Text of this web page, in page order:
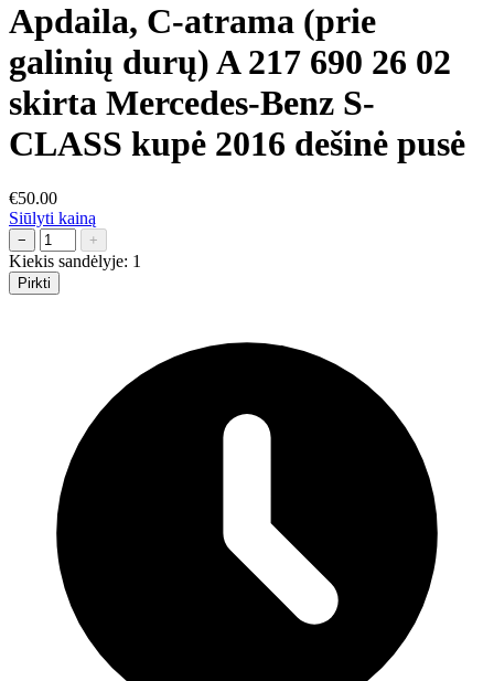
Apdaila, C-atrama (prie
galinių durų) A 217 690 26 02
skirta Mercedes-Benz S-
CLASS kupė 2016 dešinė pusė
€50.00
Siūlyti kainą
− +
Kiekis sandėlyje: 1
Pirkti